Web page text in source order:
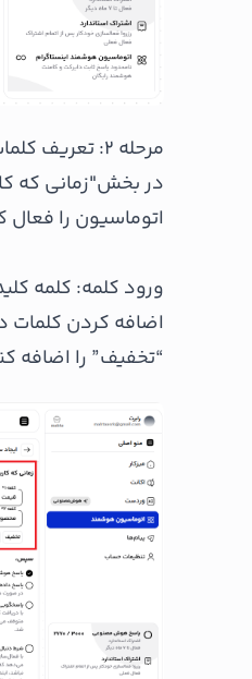
مرحله ۲: تعریف کلمات کلیدی
در بخش"زمانی که
اتوماسیون را فعال
ورود کلمه: کلمه کلیدی
اضافه کردن کلمات
“تخفیف” را اضافه